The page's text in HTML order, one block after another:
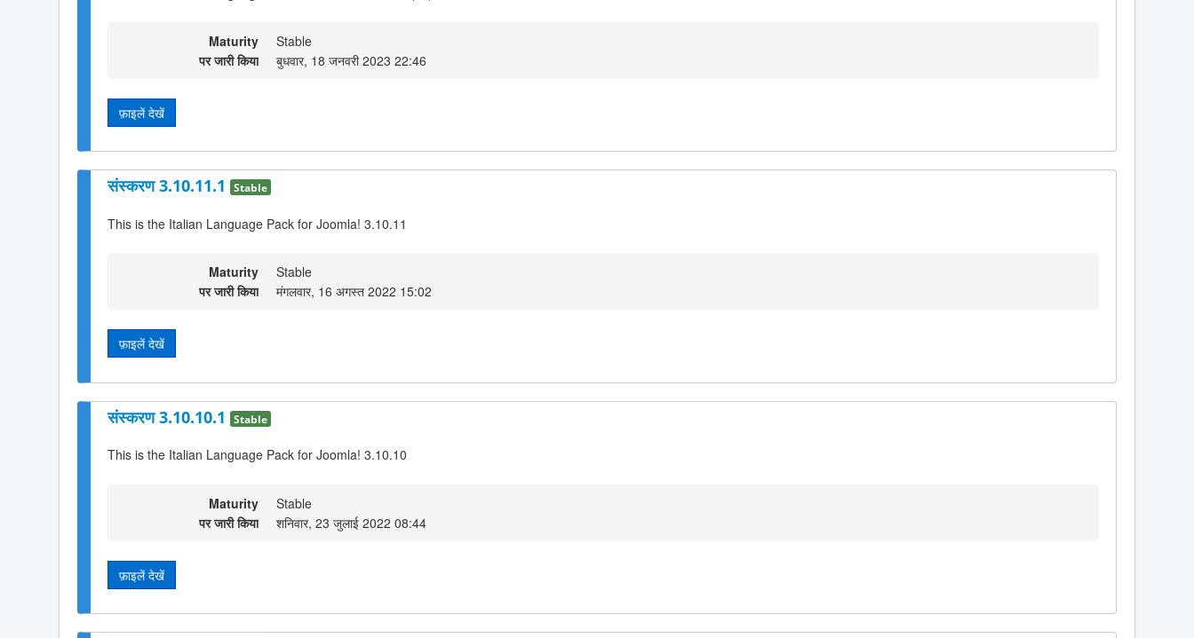
Maturity
Stable
पर जारी किया
बुधवार, 18 जनवरी 2023 22:46
फ़ाइलें देखें
संस्करण 3.10.11.1 Stable
This is the Italian Language Pack for Joomla! 3.10.11
Maturity
Stable
पर जारी किया
मंगलवार, 16 अगस्त 2022 15:02
फ़ाइलें देखें
संस्करण 3.10.10.1 Stable
This is the Italian Language Pack for Joomla! 3.10.10
Maturity
Stable
पर जारी किया
शनिवार, 23 जुलाई 2022 08:44
फ़ाइलें देखें